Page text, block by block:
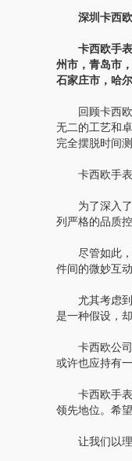
深圳卡西欧
卡西欧手表
州市，青岛市
石家庄市，哈
回顾卡西欧
无二的工艺和
完全摆脱时间
卡西欧手表
为了深入了
列严格的品质
尽管如此，
件间的微妙互
尤其考虑到
是一种假设，
卡西欧公司
或许也应持有
卡西欧手表
领先地位。希
让我们以理